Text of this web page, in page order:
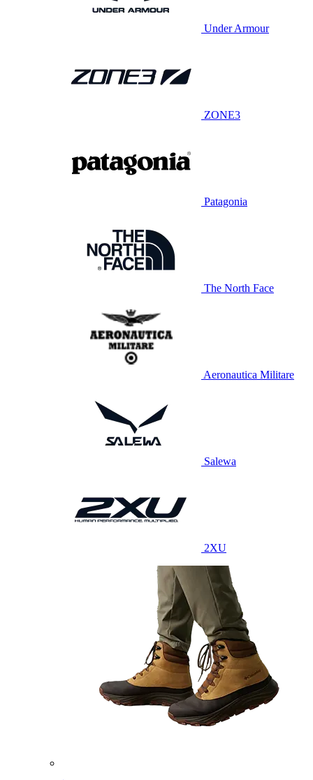
Under Armour
ZONE3
Patagonia
The North Face
Aeronautica Militare
Salewa
2XU